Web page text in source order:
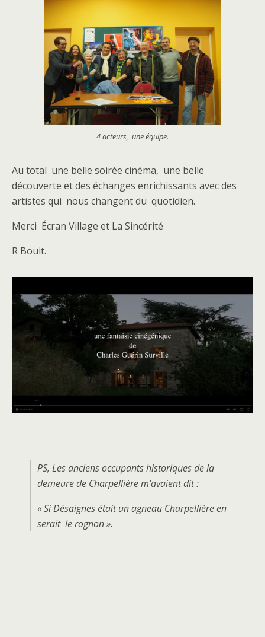
4 acteurs, une équipe.
Au total une belle soirée cinéma, une belle
découverte et des échanges enrichissants avec des
artistes qui nous changent du quotidien.
Merci Écran Village et La Sincérité
R Bouit.
PS, Les anciens occupants historiques de la
demeure de Charpellière m’avaient dit :
« Si Désaignes était un agneau Charpellière en
serait le rognon ».